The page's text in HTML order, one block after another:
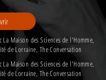
La Maison des Sciences de l'Homme,
de Lorraine, The Conversation
La Maison des Sciences de l'Homme,
de Lorraine, The Conversation